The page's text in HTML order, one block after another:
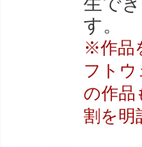
す。
※作品
フト
の作品
割を明